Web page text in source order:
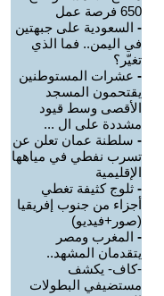
650 فرصة عمل
- السعودية على جبهتين
في اليمن.. فما الذي
تغيّر؟
- عشرات المستوطنين
يقتحمون المسجد
الأقصى وسط قيود
مشددة على ال ...
- سلطنة عمان تعلن عن
تسرب نفطي في مياهها
الإقليمية
- ثلوج كثيفة تغطي
أجزاء من جنوب إفريقيا
(صور+فيديو)
- المغرب ومصر
يتقدمان المشهد..
-كاف- يكشف
مستضيفي البطولات